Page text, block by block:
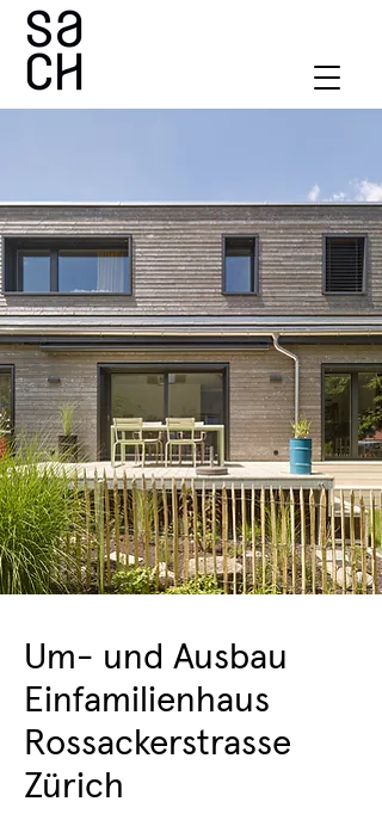
Um- und Ausbau
Einfamilienhaus
Rossackerstrasse
Zürich